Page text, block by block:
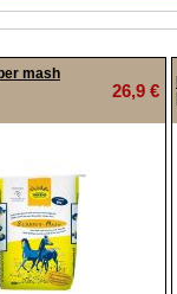
mash
26,9 €